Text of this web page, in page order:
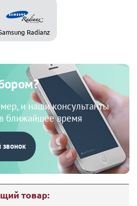
Radianz
и наши консультанты
ближайшее время
звонок
товар: